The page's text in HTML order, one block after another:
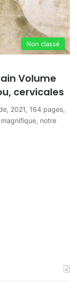
Non classé
Volume
cervicales
2021, 164 pages,
notre